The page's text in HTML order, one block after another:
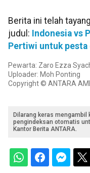
Berita ini telah
judul: Indonesia vs
Pertiwi untuk pesta
Pewarta: Zaro Ezza
Uploader: Moh Ponting
Copyright © ANTARA
Dilarang keras mengambil
pengindeksan otomatis
Kantor Berita ANTARA.